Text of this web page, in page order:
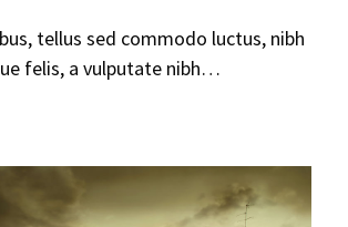
tellus sed commodo luctus, nibh
felis, a vulputate nibh…